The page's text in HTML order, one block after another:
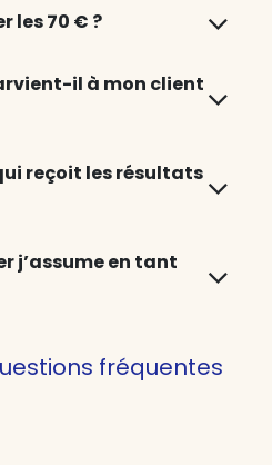
les 70 € ?
il à mon client
reçoit les résultats
j’assume en tant
fréquentes